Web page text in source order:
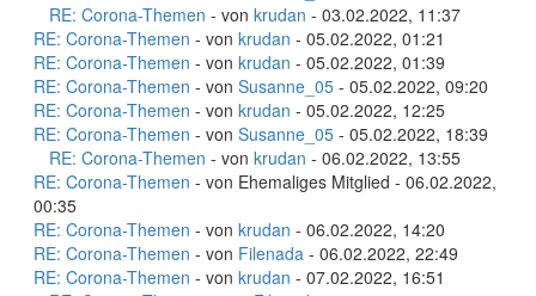
RE: Corona-Themen - von krudan - 03.02.2022, 11:37
RE: Corona-Themen - von krudan - 05.02.2022, 01:21
RE: Corona-Themen - von krudan - 05.02.2022, 01:39
RE: Corona-Themen - von Susanne_05 - 05.02.2022, 09:20
RE: Corona-Themen - von krudan - 05.02.2022, 12:25
RE: Corona-Themen - von Susanne_05 - 05.02.2022, 18:39
RE: Corona-Themen - von krudan - 06.02.2022, 13:55
RE: Corona-Themen - von Ehemaliges Mitglied - 06.02.2022,
00:35
RE: Corona-Themen - von krudan - 06.02.2022, 14:20
RE: Corona-Themen - von Filenada - 06.02.2022, 22:49
RE: Corona-Themen - von krudan - 07.02.2022, 16:51